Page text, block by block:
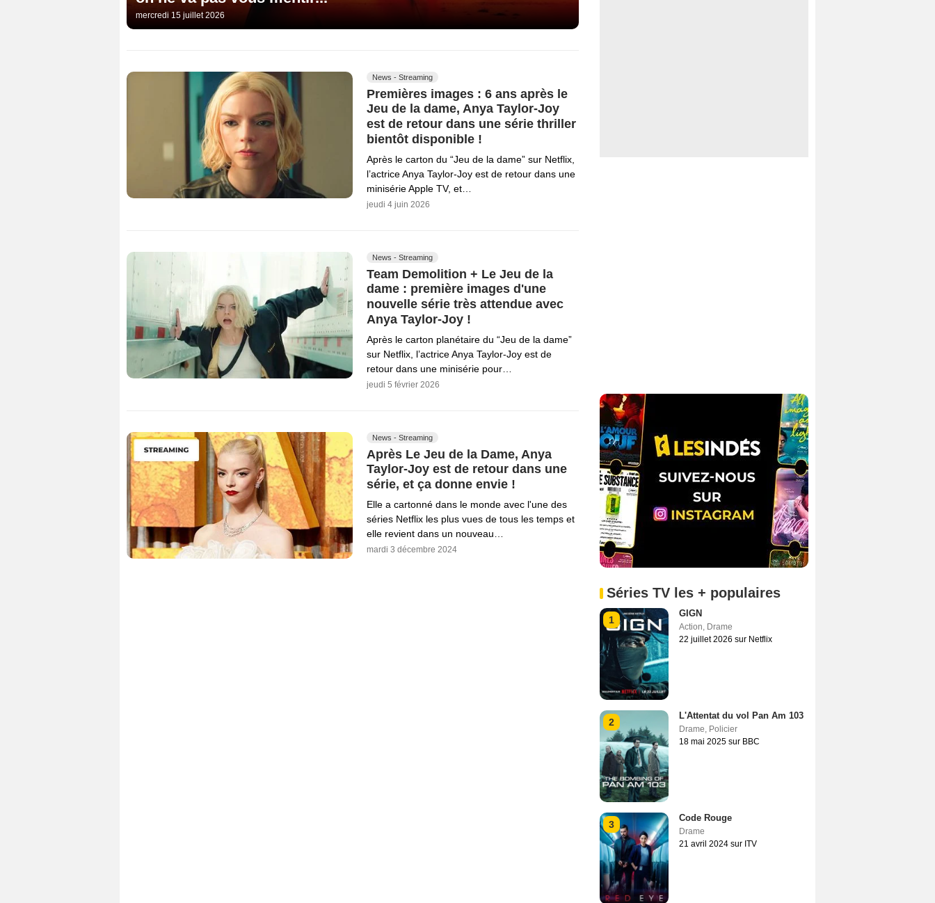
mercredi 15 juillet 2026
News - Streaming
Premières images : 6 ans après le
Jeu de la dame, Anya Taylor-Joy
est de retour dans une série thriller
bientôt disponible !
Après le carton du “Jeu de la dame” sur Netflix,
l’actrice Anya Taylor-Joy est de retour dans une
minisérie Apple TV, et…
jeudi 4 juin 2026
News - Streaming
Team Demolition + Le Jeu de la
dame : première images d'une
nouvelle série très attendue avec
Anya Taylor-Joy !
Après le carton planétaire du “Jeu de la dame”
sur Netflix, l’actrice Anya Taylor-Joy est de
retour dans une minisérie pour…
jeudi 5 février 2026
News - Streaming
Après Le Jeu de la Dame, Anya
Taylor-Joy est de retour dans une
série, et ça donne envie !
Elle a cartonné dans le monde avec l'une des
séries Netflix les plus vues de tous les temps et
elle revient dans un nouveau…
mardi 3 décembre 2024
Séries TV les + populaires
1
GIGN
Action, Drame
22 juillet 2026 sur Netflix
2
L'Attentat du vol Pan Am 103
Drame, Policier
18 mai 2025 sur BBC
3
Code Rouge
Drame
21 avril 2024 sur ITV